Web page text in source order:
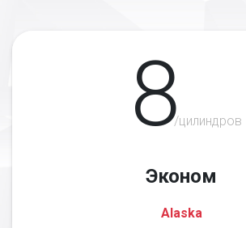
8/цилиндров
Эконом
Alaska